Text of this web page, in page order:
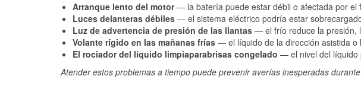
Arranque lento del motor— la batería puede estar débil o afectada por el
Luces delanteras débiles — el sistema eléctrico podría estar
Luz de advertencia de presión de las llantas — el frío reduce la presión,
Volante rígido en las mañanas frías — el líquido de la dirección asistida o
El rociador del líquido limpiaparabrisas congelado — el nivel del líquido
Atender estos problemas a tiempo puede prevenir averías inesperadas